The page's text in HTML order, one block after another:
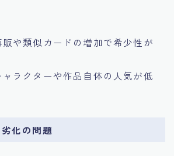
販や類似カードの増加で希少性が
ャラクターや作品自体の人気が低
化の問題